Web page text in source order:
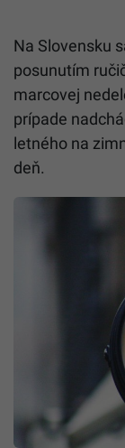
Na Slovensku
posunutím
marcovej
prípade
letného na
deň.